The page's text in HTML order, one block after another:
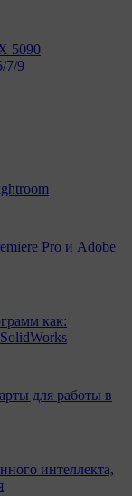
5090
7/9
Pro и Adobe
как:
для работы в
интеллекта,